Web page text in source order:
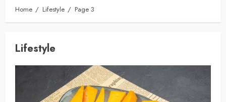
Home Lifestyle Page 3
Lifestyle